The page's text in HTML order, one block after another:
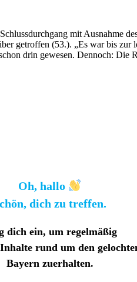
mit Ausnahme
getroffen (53.). „Es war bis
drin gewesen. Dennoch: Die
Oh, hallo
dich zu treffen.
dich ein, um regelmäßig
rund um den
Bayern zuerhalten.